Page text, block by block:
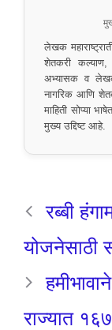
लेखक
शेतकरी कल्याण,
अभ्यासक व लेखक
नागरिक आणि
माहिती सोप्या
मुख्य उद्दिष्ट आहे.
रब्बी
योजनेसाठी
राज्यात